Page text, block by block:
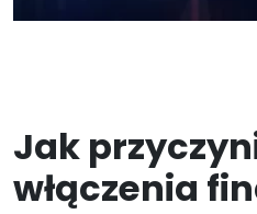
Jak
włączenia